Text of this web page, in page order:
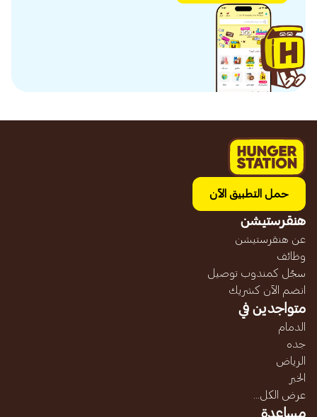
حمل التطبيق الآن
هنقرستيشن
عن هنقرستيشن
وظائف
سجّل كمندوب توصيل
انضم الآن كشريك
متواجدين في
الدمام
جده
الرياض
الخبر
عرض الكل...
مساعدة